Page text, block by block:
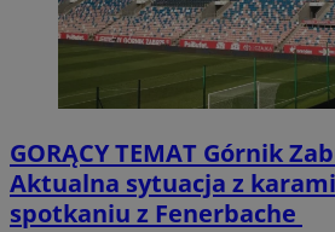
GORĄCY TEMAT Górnik
Aktualna sytuacja z
spotkaniu z Fenerbache